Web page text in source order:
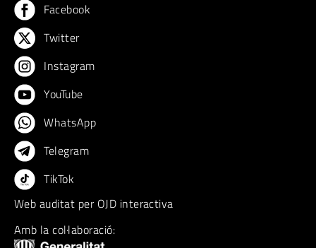
Facebook
Twitter
Instagram
YouTube
WhatsApp
Telegram
TikTok
Web auditat per OJD interactiva
Amb la col·laboració: